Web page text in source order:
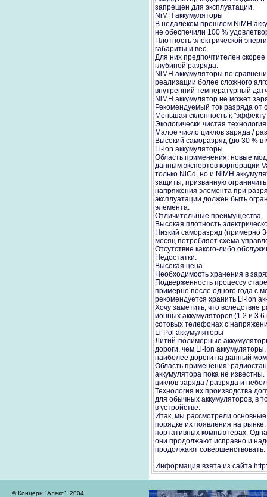
запрещен для эксплуатации.
NiMH аккумуляторы
В недалеком прошлом NiMH
не обеспечили 100 %
Плотность электрической
габариты и вес.
Для них предпочтителен
глубиной разряда.
NiMH аккумуляторы по
реализации более сложного
внутренний температурный
NiMH аккумулятор не может
Рекомендуемый ток разряда
Меньшая склонность к
Экологически чистая
Малое число циклов заряда /
Высокий саморазряд (до 30 % в
Li-ion аккумуляторы
Область применения: новые
данным экспертов корпорации
только NiCd, но и NiMH
защиты, призванную
напряжения элемента при
эксплуатации должен быть
элемента.
Отличительные преимущества.
Высокая плотность
Низкий саморазряд (примерно
месяц потребляет схема
Отсутствие какого-либо
Недостатки.
Высокая цена.
Необходимость хранения в
Подверженность процессу
примерно после одного года с
рекомендуется хранить Li-ion
Хочу заметить, что вследствие
ионных аккумуляторов (1.2 и
сотовых телефонах с
Li-Pol аккумуляторы
Литий-полимерные
дороги, чем Li-ion
наиболее дороги на данный
Область применения:
аккумулятора пока не
циклов заряда / разряда и
Технология их производства
для обычных аккумуляторов, в
в устройстве.
Итак, мы рассмотрели
порядке их появления на
портативных компьютерах.
они продолжают исправно и
продолжают совершенствовать.
Информация взята из сайта
© Концерн "Алекс", 2004